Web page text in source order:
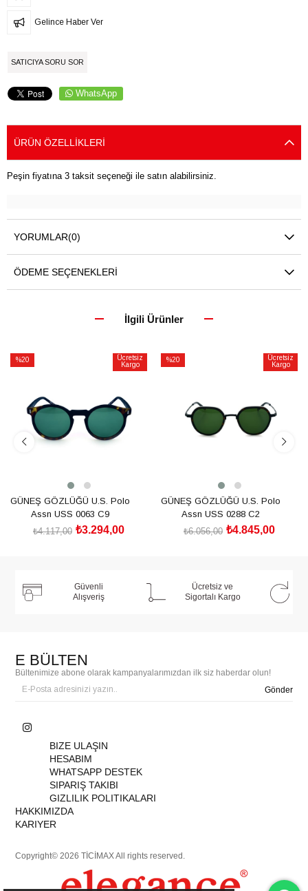
Gelince Haber Ver
SATICIYA SORU SOR
WhatsApp
ÜRÜN ÖZELLIKLERI
Peşin fiyatına 3 taksit seçeneği ile satın alabilirsiniz.
YORUMLAR(0)
ÖDEME SEÇENEKLERI
İlgili Ürünler
%20
Ücretsiz
Kargo
GÜNEŞ GÖZLÜĞÜ U.S. Polo
Assn USS 0063 C9
₺3.294,00
₺4.117,00
%20
Ücretsiz
Kargo
GÜNEŞ GÖZLÜĞÜ U.S. Polo
Assn USS 0288 C2
₺4.845,00
₺6.056,00
Güvenli
Alışveriş
Ücretsiz ve
Sigortalı Kargo
E BÜLTEN
Bültenimize abone olarak kampanyalarımızdan ilk siz haberdar olun!
Gönder
BIZE ULAŞIN
HESABIM
WHATSAPP DESTEK
SIPARIŞ TAKIBI
GIZLILIK POLITIKALARI
HAKKIMIZDA
KARIYER
Copyright© 2026 TİCİMAX All rights reserved.